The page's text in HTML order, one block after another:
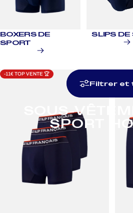
SOUS-
SPORT
BOXERS DE
SPORT
SLIPS DE
Filtrer et
-11€ TOP VENTE 🏆